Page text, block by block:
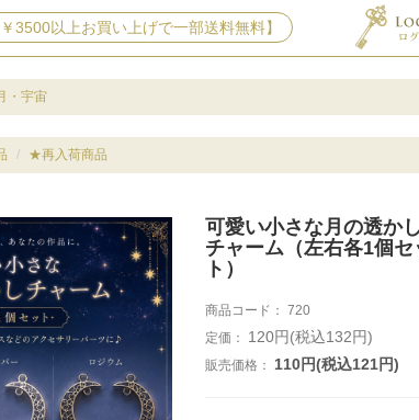
3500以上お買い上げで一部送料無料】
・宇宙
★再入荷商品
可愛い小さな月の透かし
チャーム（左右各1個セ
ト）
商品コード： 720
定価：
120円(税込132円)
販売価格： 110円(税込121円)